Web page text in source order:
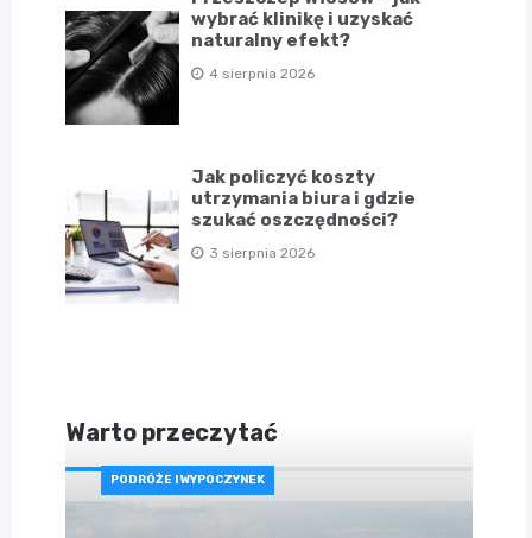
wybrać klinikę i uzyskać
naturalny efekt?
4 sierpnia 2026
Jak policzyć koszty
utrzymania biura i gdzie
szukać oszczędności?
3 sierpnia 2026
Warto przeczytać
PODRÓŻE I WYPOCZYNEK